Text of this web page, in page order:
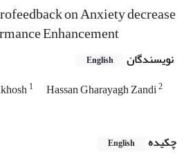
on Anxiety decrease
Enhancement
نویسندگان English
1 Hassan Gharayagh Zandi2
چکیده
English